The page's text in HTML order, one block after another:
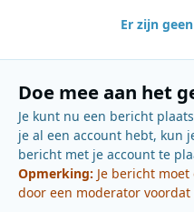
Er zijn
Doe mee aan het
Je kunt nu een bericht
je al een account hebt, kun
bericht met je account te
Opmerking: Je bericht
door een moderator